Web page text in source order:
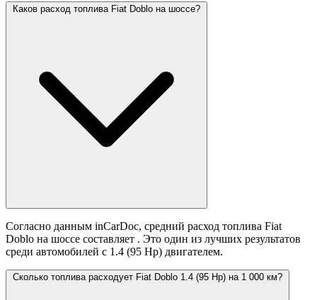
Каков расход топлива Fiat Doblo на шоссе?
Согласно данным inCarDoc, средний расход топлива Fiat
Doblo на шоссе составляет . Это один из лучших результатов
среди автомобилей с 1.4 (95 Hp) двигателем.
Сколько топлива расходует Fiat Doblo 1.4 (95 Hp) на 1 000 км?